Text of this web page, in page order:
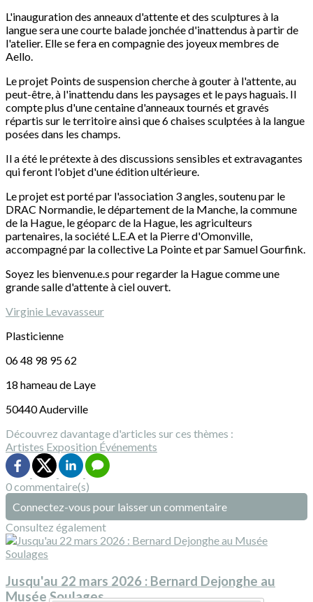
L'inauguration des anneaux d'attente et des sculptures à la
langue sera une courte balade jonchée d'inattendus à partir de
l'atelier. Elle se fera en compagnie des joyeux membres de
Aello.
Le projet Points de suspension cherche à gouter à l'attente, au
peut-être, à l'inattendu dans les paysages et le pays haguais. Il
compte plus d'une centaine d'anneaux tournés et gravés
répartis sur le territoire ainsi que 6 chaises sculptées à la langue
posées dans les champs.
Il a été le prétexte à des discussions sensibles et extravagantes
qui feront l'objet d'une édition ultérieure.
Le projet est porté par l'association 3 angles, soutenu par le
DRAC Normandie, le département de la Manche, la commune
de la Hague, le géoparc de la Hague, les agriculteurs
partenaires, la société L.E.A et la Pierre d'Omonville,
accompagné par la collective La Pointe et par Samuel Gourfink.
Soyez les bienvenu.e.s pour regarder la Hague comme une
grande salle d'attente à ciel ouvert.
Virginie Levavasseur
Plasticienne
06 48 98 95 62
18 hameau de Laye
50440 Auderville
Découvrez davantage d'articles sur ces thèmes :
Artistes Exposition Événements
0 commentaire(s)
Connectez-vous pour laisser un commentaire
Consultez également
Jusqu'au 22 mars 2026 : Bernard Dejonghe au
Musée Soulages